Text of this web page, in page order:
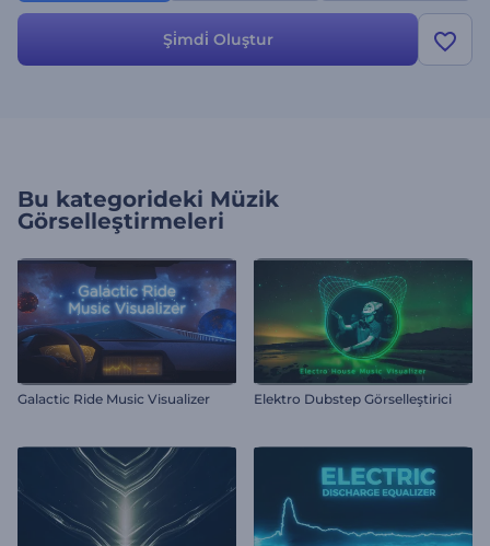
Şi̇mdi̇ Oluştur
Bu kategorideki Müzik
Görselleştirmeleri
Galactic Ride Music Visualizer Elektro Dubstep Görselleştirici